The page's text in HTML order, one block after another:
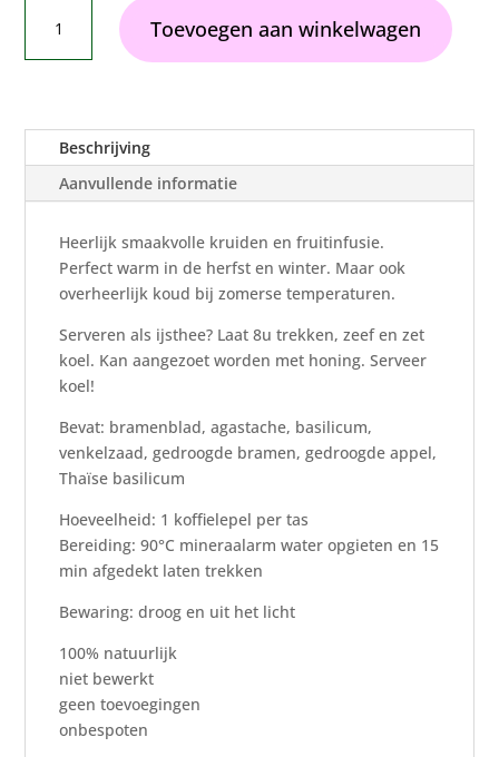
Genot
aantal
Toevoegen aan winkelwagen
Beschrijving
Aanvullende informatie
Heerlijk smaakvolle kruiden en fruitinfusie.
Perfect warm in de herfst en winter. Maar ook
overheerlijk koud bij zomerse temperaturen.
Serveren als ijsthee? Laat 8u trekken, zeef en zet
koel. Kan aangezoet worden met honing. Serveer
koel!
Bevat: bramenblad, agastache, basilicum,
venkelzaad, gedroogde bramen, gedroogde appel,
Thaïse basilicum
Hoeveelheid: 1 koffielepel per tas
Bereiding: 90°C mineraalarm water opgieten en 15
min afgedekt laten trekken
Bewaring: droog en uit het licht
100% natuurlijk
niet bewerkt
geen toevoegingen
onbespoten